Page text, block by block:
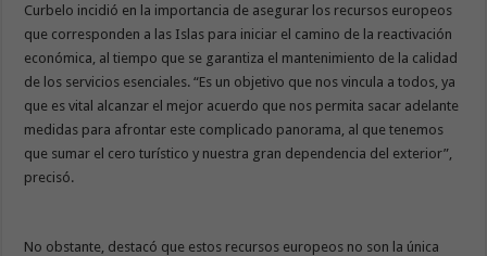
Curbelo incidió en la importancia de asegurar los recursos europeos
que corresponden a las Islas para iniciar el camino de la reactivación
económica, al tiempo que se garantiza el mantenimiento de la calidad
de los servicios esenciales. “Es un objetivo que nos vincula a todos, ya
que es vital alcanzar el mejor acuerdo que nos permita sacar adelante
medidas para afrontar este complicado panorama, al que tenemos
que sumar el cero turístico y nuestra gran dependencia del exterior”,
precisó.
No obstante, destacó que estos recursos europeos no son la única